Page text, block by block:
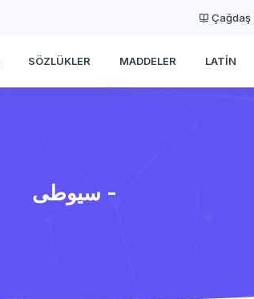
Çağdaş
SÖZLÜKLER MADDELER LATIN
سیوطی -